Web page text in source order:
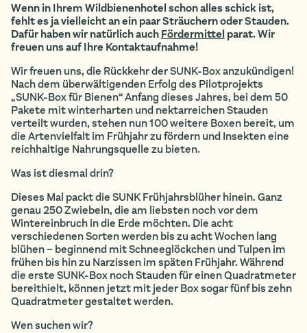
Wenn in Ihrem Wildbienenhotel schon alles schick ist,
fehlt es ja vielleicht an ein paar Sträuchern oder Stauden.
Dafür haben wir natürlich auchFördermittel parat. Wir
freuen uns auf Ihre Kontaktaufnahme!
Wir freuen uns, die Rückkehr der SUNK-Box anzukündigen!
Nach dem überwältigenden Erfolg des Pilotprojekts
„SUNK-Box für Bienen“ Anfang dieses Jahres, bei dem 50
Pakete mit winterharten und nektarreichen Stauden
verteilt wurden, stehen nun 100 weitere Boxen bereit, um
die Artenvielfalt im Frühjahr zu fördern und Insekten eine
reichhaltige Nahrungsquelle zu bieten.
Was ist diesmal drin?
Dieses Mal packt die SUNK Frühjahrsblüher hinein. Ganz
genau 250 Zwiebeln, die am liebsten noch vor dem
Wintereinbruch in die Erde möchten. Die acht
verschiedenen Sorten werden bis zu acht Wochen lang
blühen – beginnend mit Schneeglöckchen und Tulpen im
frühen bis hin zu Narzissen im späten Frühjahr. Während
die erste SUNK-Box noch Stauden für einen Quadratmeter
bereithielt, können jetzt mit jeder Box sogar fünf bis zehn
Quadratmeter gestaltet werden.
Wen suchen wir?